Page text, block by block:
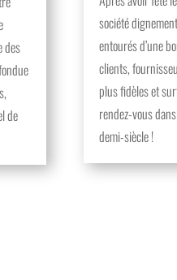
des
de
société
entourés d’une
clients,
plus fidèles et
rendez-vous
demi-siècle !